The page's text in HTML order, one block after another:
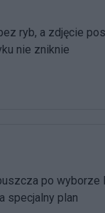
ryb, a zdjęcie
nie zniknie
po wyborze
specjalny plan